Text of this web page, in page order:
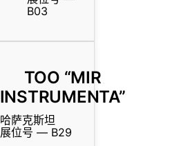
B03
TOO “MIR
INSTRUMENTA”
哈萨克斯坦
展位号 — B29